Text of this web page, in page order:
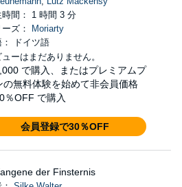
時間： 1 時間 3 分
ズ：
Moriarty
： ドイツ語
ューはまだありません。
で購入、またはプレミアムプ
の無料体験を始めて非会員価格
％OFF で購入
会員登録で30％OFF
der Finsternis